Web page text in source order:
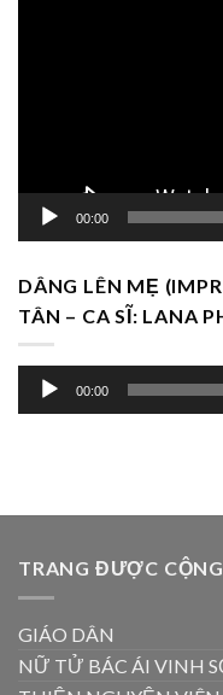
00:00
DÂNG LÊN MẸ
TÂN – CA SĨ: LANA
Trình
chơi
00:00
TRANG ĐƯỢC
GIÁO DÂN
NỮ TỬ BÁC ÁI VINH